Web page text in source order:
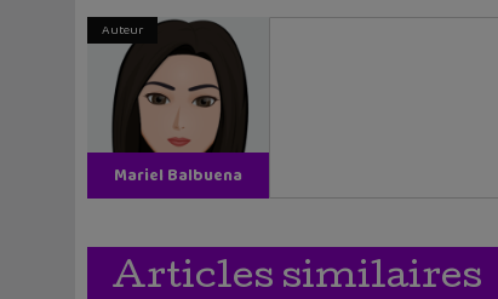
Auteur
Mariel Balbuena
Articles similaires